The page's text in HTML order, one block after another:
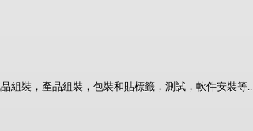
組裝，產品組裝，包裝和貼標籤，測試，軟件安裝等..